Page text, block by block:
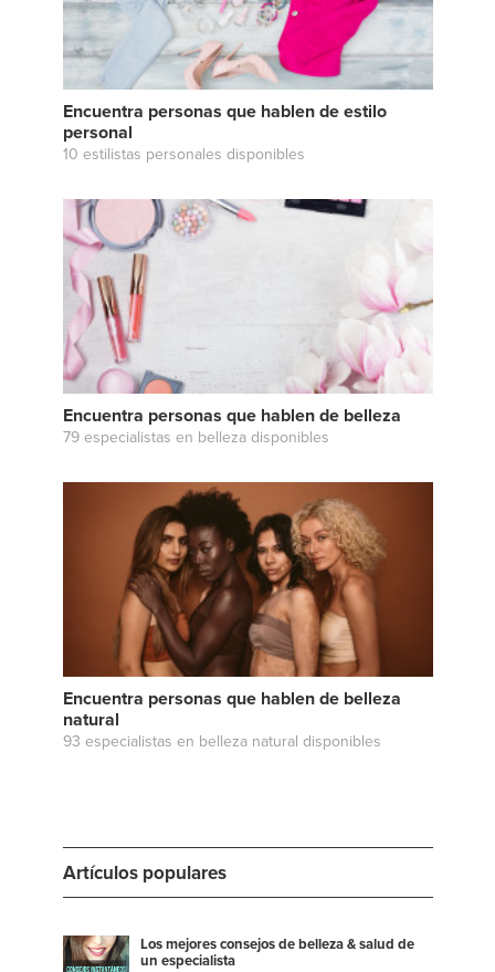
Encuentra personas que hablen de estilo
personal
10 estilistas personales disponibles
Encuentra personas que hablen de belleza
79 especialistas en belleza disponibles
Encuentra personas que hablen de belleza
natural
93 especialistas en belleza natural disponibles
Artículos populares
Los mejores consejos de belleza & salud de
un especialista